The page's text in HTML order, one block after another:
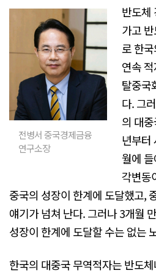
전병서 중국경제금융
연구소장
반도체
가고
로 한
연속
탈중국
다. 그
의 대
년부터
월에
각변동
중국의 성장이 한계에 도달했고,
얘기가 넘쳐 난다. 그러나 3개월
성장이 한계에 도달할 수는 없는
한국의 대중국 무역적자는 반도